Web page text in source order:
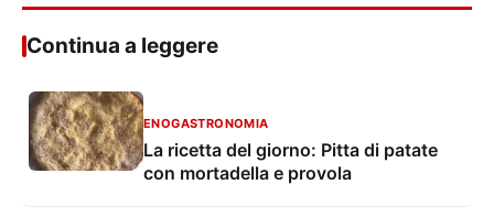
Continua a leggere
ENOGASTRONOMIA
La ricetta del giorno: Pitta di patate
con mortadella e provola